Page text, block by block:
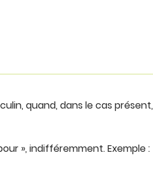
quand, dans le cas présent,
», indifféremment. Exemple :